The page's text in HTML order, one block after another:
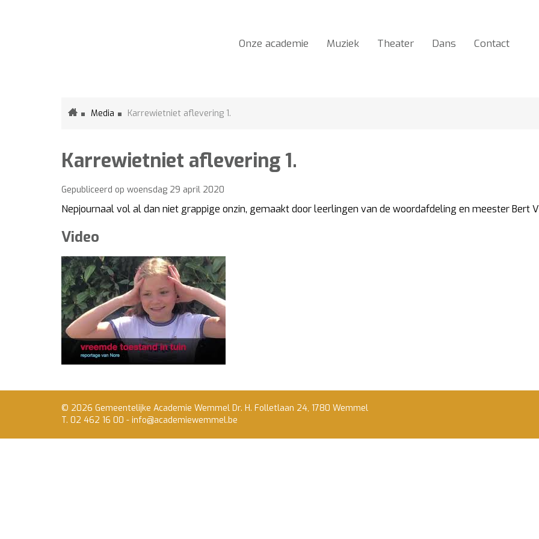
WemmelOnze academie Muziek Theater Dans Contact
HomeMedia Karrewietniet aflevering 1.
Karrewietniet aflevering 1.
Gepubliceerd op woensdag 29 april 2020
Nepjournaal vol al dan niet grappige onzin, gemaakt door leerlingen van de woordafdeling en meester Bert
Video
© 2026 Gemeentelijke Academie Wemmel Dr. H. Folletlaan 24, 1780 Wemmel
T. 02 462 16 00 - info@academiewemmel.be